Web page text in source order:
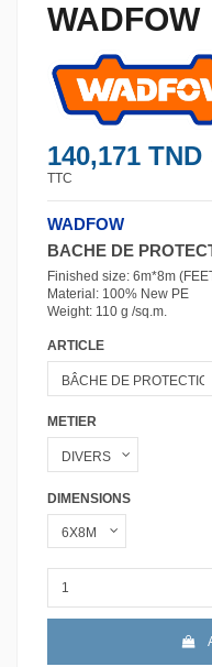
WADFOW
140,171 TND
TTC
WADFOW
BACHE DE
Finished size: 6m*8m
Material: 100% New PE
Weight: 110 g /sq.m.
ARTICLE
METIER
DIMENSIONS